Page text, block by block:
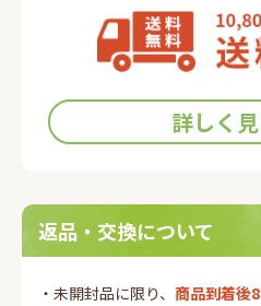
詳しく
返品・交換について
・未開封品に限り、 商品到着後